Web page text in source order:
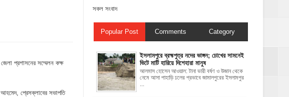
জেলা প্রশাসনের সম্মেলন কক্ষ
প্রেসক্লাবের সভাপতি
সকল সংবাদ
Popular Post Comments Category
ইসলামপুরে ব্রহ্মপুত্র নদের ভাঙ্গন; চোখের সামনেই
ভিটে মাটি হারিয়ে দিশেহারা মানুষ
আলমাস হোসেন আওয়াল: টানা ভারী বর্ষণ ও উজান থেকে
নেমে আসা পাহাড়ি ঢলের প্রভাবে জামালপুরের ইসলামপুর